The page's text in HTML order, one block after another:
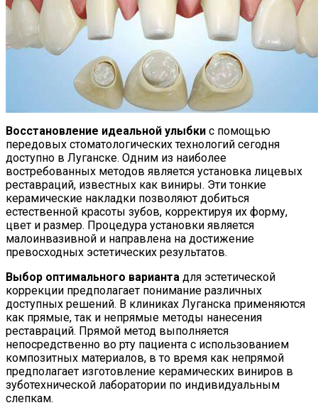
Восстановление идеальной улыбки с помощью
передовых стоматологических технологий сегодня
доступно в Луганске. Одним из наиболее
востребованных методов является установка лицевых
реставраций, известных как виниры. Эти тонкие
керамические накладки позволяют добиться
естественной красоты зубов, корректируя их форму,
цвет и размер. Процедура установки является
малоинвазивной и направлена на достижение
превосходных эстетических результатов.
Выбор оптимального варианта для эстетической
коррекции предполагает понимание различных
доступных решений. В клиниках Луганска применяются
как прямые, так и непрямые методы нанесения
реставраций. Прямой метод выполняется
непосредственно во рту пациента с использованием
композитных материалов, в то время как непрямой
предполагает изготовление керамических виниров в
зуботехнической лаборатории по индивидуальным
слепкам.